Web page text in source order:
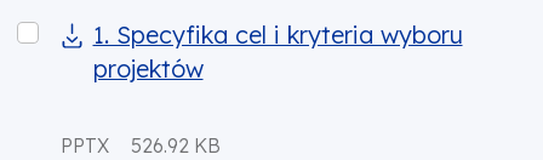
1. Specyfika cel i kryteria wyboru projektów
1. Specyfika cel i kryteria wyboru
projektów
PPTX
526.92 KB